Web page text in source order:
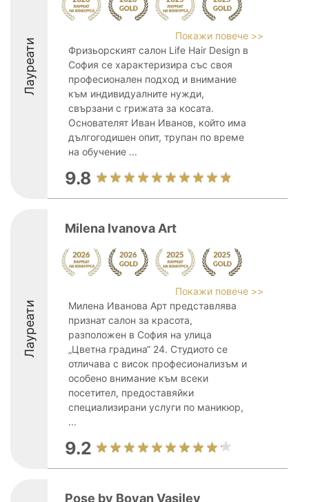
Лауреати
Покажи повече >>
Фризьорският салон Life Hair Design в
София се характеризира със своя
професионален подход и внимание
към индивидуалните нужди,
свързани с грижата за косата.
Основателят Иван Иванов, който има
дългогодишен опит, трупан по време
на обучение ...
9.8
Лауреати
Milena Ivanova Art
Покажи повече >>
Милена Иванова Арт представлява
признат салон за красота,
разположен в София на улица
„Цветна градина“ 24. Студиото се
отличава с висок професионализъм и
особено внимание към всеки
посетител, предоставяйки
специализирани услуги по маникюр,
...
9.2
Pose by Boyan Vasilev